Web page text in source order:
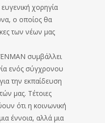
χορηγία
ο οποίος θα
των νέων μας
συμβάλλει
ενός σύγχρονου
την εκπαίδευση
μας. Τέτοιες
ότι η κοινωνική
έννοια, αλλά μια